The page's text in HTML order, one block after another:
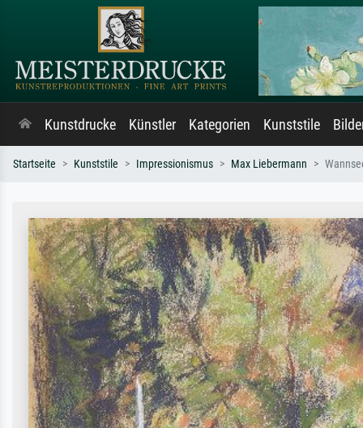
Kunstdrucke Künstler Kategorien Kunststile
Startseite Kunststile Impressionismus Max Liebermann